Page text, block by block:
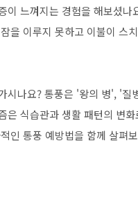
느껴지는 경험을 해보셨나
을 이루지 못하고 이불이 스
시나요? 통풍은 '왕의 병', '질
은 식습관과 생활 패턴의 변
인 통풍 예방법을 함께 살펴